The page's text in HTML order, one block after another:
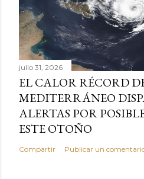
julio 31, 2026
EL CALOR RÉCORD
MEDITERRÁNEO
ALERTAS POR
ESTE OTOÑO
Compartir Publicar un